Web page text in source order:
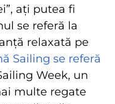
ați putea fi
se referă la
relaxată pe
Sailing se referă
Week, un
multe regate